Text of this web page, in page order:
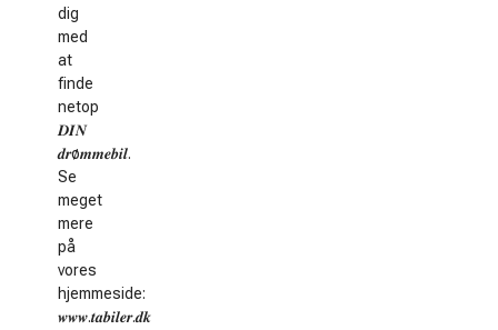
dig
med
at
finde
netop
𝑫𝑰𝑵
𝒅𝒓ø𝒎𝒎𝒆𝒃𝒊𝒍.
Se
meget
mere
på
vores
hjemmeside:
𝒘𝒘𝒘.𝒕𝒂𝒃𝒊𝒍𝒆𝒓.𝒅𝒌